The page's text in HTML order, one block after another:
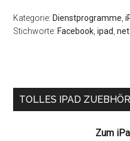
Kategorie: Dienstprogramme ,
Stichworte: Facebook ,ipad ,
Seitenspalte
TOLLES IPAD ZUEBHÖR
Zum